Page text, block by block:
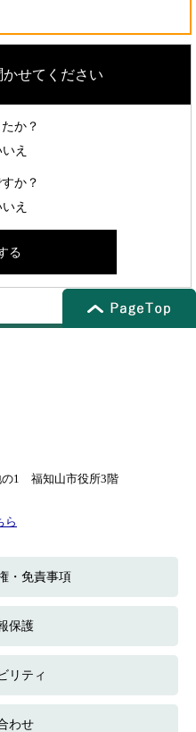
せてください
か？
いえ
か？
いえ
の1 福知山市役所3階
ら
・免責事項
保護
リティ
わせ